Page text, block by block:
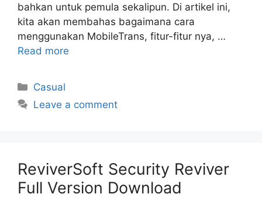
bahkan untuk pemula sekalipun. Di artikel ini,
kita akan membahas bagaimana cara
menggunakan MobileTrans, fitur-fitur nya, …
Read more
Categories
Casual
Leave a comment
ReviverSoft Security Reviver
Full Version Download